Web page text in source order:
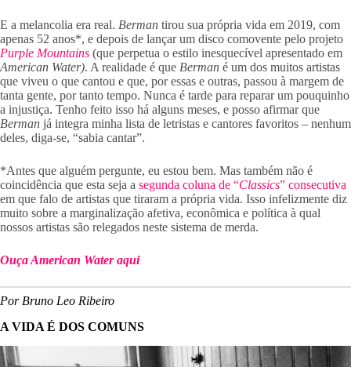
E a melancolia era real. Berman tirou sua própria vida em 2019, com
apenas 52 anos*, e depois de lançar um disco comovente pelo projeto
Purple Mountains (que perpetua o estilo inesquecível apresentado em
American Water). A realidade é que Berman é um dos muitos artistas
que viveu o que cantou e que, por essas e outras, passou à margem de
tanta gente, por tanto tempo. Nunca é tarde para reparar um pouquinho
a injustiça. Tenho feito isso há alguns meses, e posso afirmar que
Berman já integra minha lista de letristas e cantores favoritos – nenhum
deles, diga-se, “sabia cantar”.
*Antes que alguém pergunte, eu estou bem. Mas também não é
coincidência que esta seja a segunda coluna de “Classics” consecutiva
em que falo de artistas que tiraram a própria vida. Isso infelizmente diz
muito sobre a marginalização afetiva, econômica e política à qual
nossos artistas são relegados neste sistema de merda.
Ouça American Water aqui
Por Bruno Leo Ribeiro
A VIDA É DOS COMUNS